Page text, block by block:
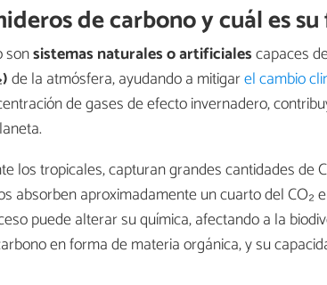
de carbono y cuál es
sonsistemas naturales o artificialescapaces
de la atmósfera, ayudando a mitigarel cambio
de gases de efecto invernadero,
los tropicales, capturan grandes cantidades de
absorben aproximadamente un cuarto del CO₂
puede alterar su química, afectando a la
en forma de materia orgánica, y su